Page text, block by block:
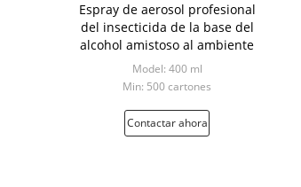
Espray de aerosol profesional
del insecticida de la base del
alcohol amistoso al ambiente
Model: 400 ml
Min: 500 cartones
Contactar ahora